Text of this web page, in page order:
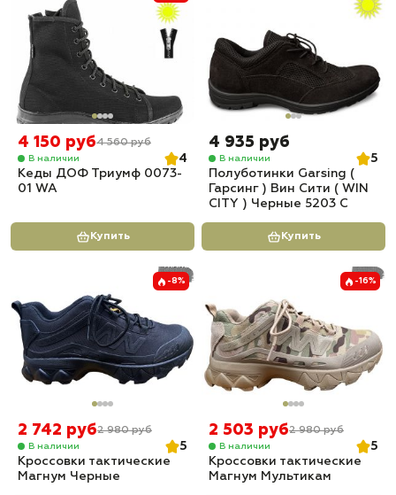
4 150 руб4 560 руб
В наличии
4
Кеды ДОФ Триумф 0073-
01 WA
Купить
4 935 руб
В наличии
5
Полуботинки Garsing (
Гарсинг ) Вин Сити ( WIN
CITY ) Черные 5203 С
Купить
-8%
2 742 руб2 980 руб
В наличии
5
Кроссовки тактические
Магнум Черные
-16%
2 503 руб2 980 руб
В наличии
5
Кроссовки тактические
Магнум Мультикам